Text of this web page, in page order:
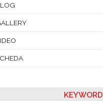
KEYWORD